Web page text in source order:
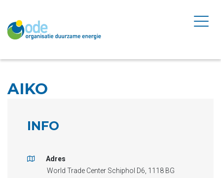
AIKO
INFO
Adres
World Trade Center Schiphol D6, 1118 BG